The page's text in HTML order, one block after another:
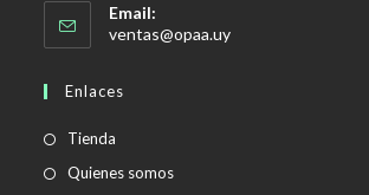
Email:
ventas@opaa.uySe
Enlaces
Tienda
Quienes somos